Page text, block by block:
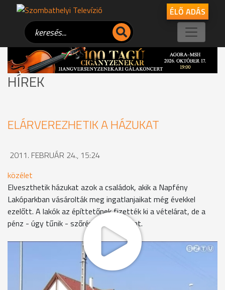
ÉLŐ ADÁS
HÍREK
ELÁRVEREZHETIK A HÁZUKAT
2011. FEBRUÁR 24., 15:24
közélet
Elveszthetik házukat azok a családok, akik a Napfény
Lakóparkban vásárolták meg ingatlanjaikat még évekkel
ezelőtt. A lakók az építtetőnek fizették ki a vételárat, de a
pénz - úgy tűnik - szőrén-szálán eltűnt.
Ahhoz, hogy ne árverezzék el a házukat, mégegyszer ki
kellene fizetniük a vételárat, mégpedig a projekthitelező
banknak. Úgy tudjuk, több mint 10 család nem tud újra
milliókat fizetni. Az ügy már negyedik éve húzódik.